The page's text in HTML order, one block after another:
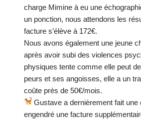
charge Mimine à eu une
un ponction, nous attendons les
facture s’élève à 172€.
Nous avons également une jeune
après avoir subi des violences
physiques tente comme elle peut
peurs et ses angoisses, elle a un
coûte près de 50€/mois.
Gustave a dernièrement fait une
engendré une facture